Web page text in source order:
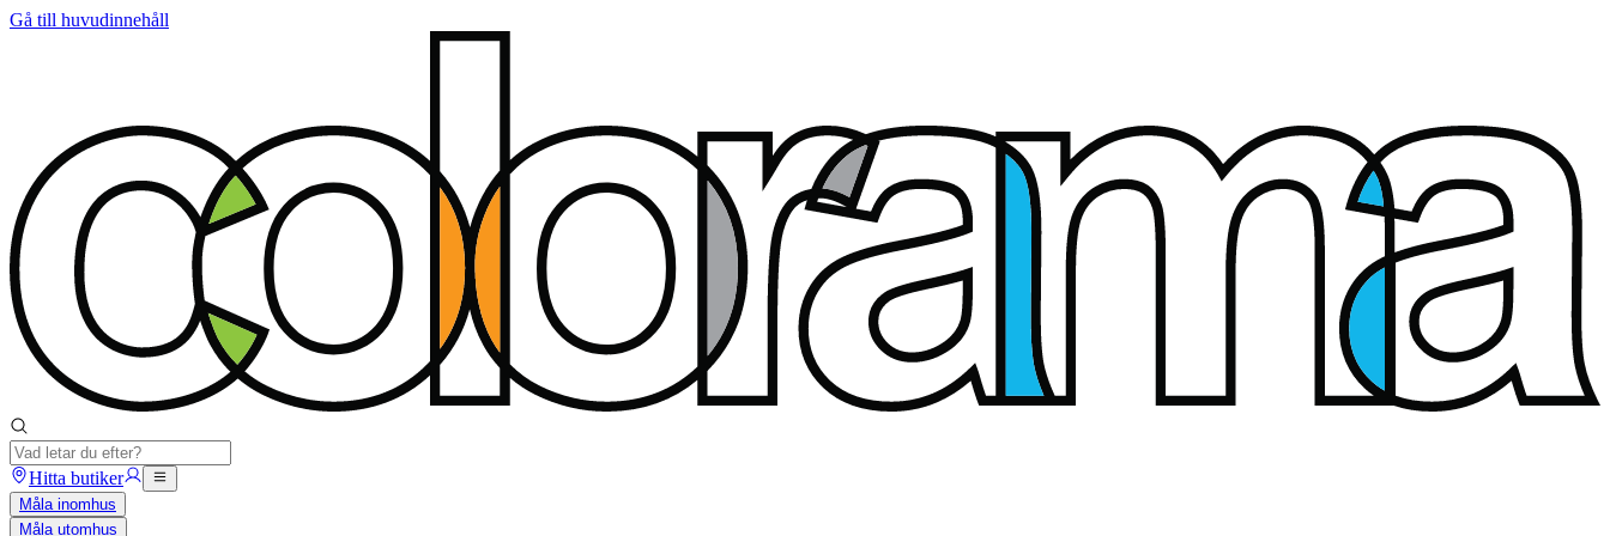
Gå till huvudinnehåll
Hitta butiker
Måla inomhus
Måla utomhus